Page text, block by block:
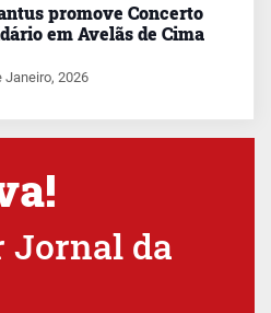
promove Concerto
em Avelãs de Cima
Janeiro, 2026
Jornal da